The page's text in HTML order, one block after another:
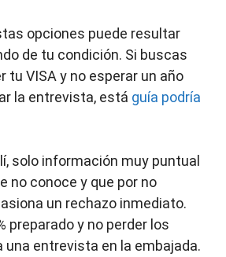
opciones puede resultar
de tu condición. Si buscas
tu VISA y no esperar un año
la entrevista, está guía podría
solo información muy puntual
no conoce y que por no
un rechazo inmediato.
preparado y no perder los
una entrevista en la embajada.